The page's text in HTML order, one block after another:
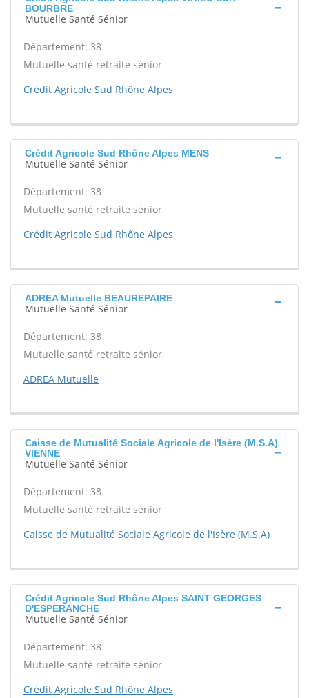
BOURBRE
Mutuelle Santé Sénior
Département: 38
Mutuelle santé retraite sénior
Crédit Agricole Sud Rhône Alpes
Crédit Agricole Sud Rhône Alpes MENS
Mutuelle Santé Sénior
Département: 38
Mutuelle santé retraite sénior
Crédit Agricole Sud Rhône Alpes
ADREA Mutuelle BEAUREPAIRE
Mutuelle Santé Sénior
Département: 38
Mutuelle santé retraite sénior
ADREA Mutuelle
Caisse de Mutualité Sociale Agricole de l'Isère (M.S.A)
VIENNE
Mutuelle Santé Sénior
Département: 38
Mutuelle santé retraite sénior
Caisse de Mutualité Sociale Agricole de l'Isère (M.S.A)
Crédit Agricole Sud Rhône Alpes SAINT GEORGES
D'ESPERANCHE
Mutuelle Santé Sénior
Département: 38
Mutuelle santé retraite sénior
Crédit Agricole Sud Rhône Alpes